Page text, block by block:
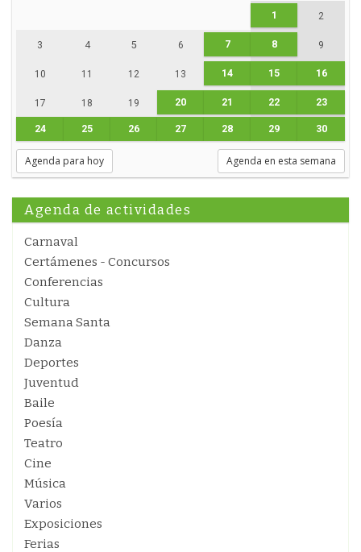
1 2
3 4 5 6 7 8 9
10 11 12 13 14 15 16
17 18 19 20 21 22 23
24 25 26 27 28 29 30
Agenda para hoy Agenda en esta semana
Agenda de actividades
Carnaval
Certámenes - Concursos
Conferencias
Cultura
Semana Santa
Danza
Deportes
Juventud
Baile
Poesía
Teatro
Cine
Música
Varios
Exposiciones
Ferias